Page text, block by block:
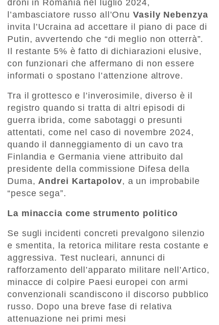
droni in Romania nel luglio 2024,
l’ambasciatore russo all’OnuVasily Nebenzya
invita l’Ucraina ad accettare il piano di pace di
Putin, avvertendo che “di meglio non otterrà”.
Il restante 5% è fatto di dichiarazioni elusive,
con funzionari che affermano di non essere
informati o spostano l’attenzione altrove.
Tra il grottesco e l’inverosimile, diverso è il
registro quando si tratta di altri episodi di
guerra ibrida, come sabotaggi o presunti
attentati, come nel caso di novembre 2024,
quando il danneggiamento di un cavo tra
Finlandia e Germania viene attribuito dal
presidente della commissione Difesa della
Duma, Andrei Kartapolov, a un improbabile
“pesce sega”.
La minaccia come strumento politico
Se sugli incidenti concreti prevalgono silenzio
e smentita, la retorica militare resta costante e
aggressiva. Test nucleari, annunci di
rafforzamento dell’apparato militare nell’Artico,
minacce di colpire Paesi europei con armi
convenzionali scandiscono il discorso pubblico
russo. Dopo una breve fase di relativa
attenuazione nei primi mesi